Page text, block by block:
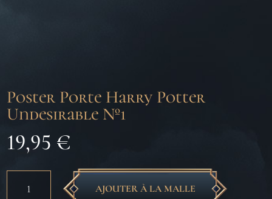
Poster Porte Harry Potter
Undesirable Nº1
19,95 €
AJOUTER À LA MALLE